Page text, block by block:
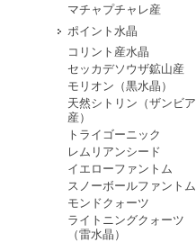
マチャプチャレ産
ポイント水晶
コリント産水晶
セッカデソウザ鉱山産
モリオン（黒水晶）
天然シトリン（ザンビア
産）
トライゴーニック
レムリアンシード
イエローファントム
スノーボールファントム
モンドクォーツ
ライトニングクォーツ
（雷水晶）